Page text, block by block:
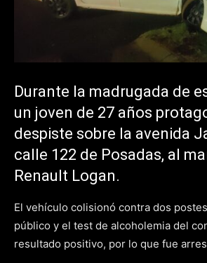
Durante la madrugada de
un joven de 27 años
despiste sobre la avenida
calle 122 de Posadas, al
Renault Logan.
El vehículo colisionó contra dos
público y el test de alcoholemia del
resultado positivo, por lo que fue